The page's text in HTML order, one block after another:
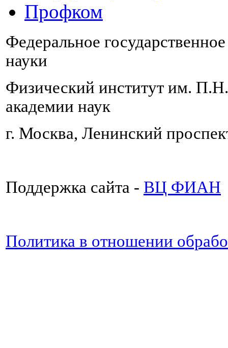
Профком
Федеральное
науки
Физический институт им.
академии наук
г. Москва, Ленинский
Поддержка сайта - ВЦ ФИАН
Политика в отношении